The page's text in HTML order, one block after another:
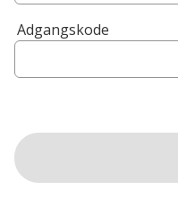
Adgangskode